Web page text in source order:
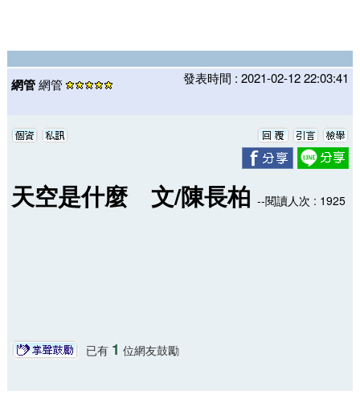
網管網管 發表時間 : 2021-02-12 22:03:41
天空是什麼 文/陳長柏 --閱讀人次 : 1925
已有 1 位網友鼓勵